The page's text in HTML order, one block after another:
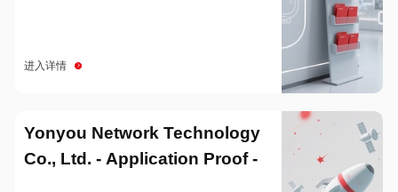
进入详情
Yonyou Network Technology
Co., Ltd. - Application Proof -